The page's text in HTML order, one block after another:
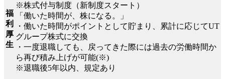
福
利
厚
生
※株式付与制度（新制度スタート）
「働いた時間が、株になる。」
・働いた時間がポイントとして貯まり、累計に応じてUT
グループ株式に交換
・一度退職しても、戻ってきた際には過去の労働時間か
ら再び積み上げが可能(※)
※退職後5年以内、規定あり